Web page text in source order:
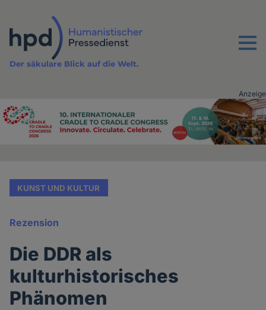
Inhalt
Menu
Der säkulare Blick auf die Welt.
Advertising
Anzeige
KUNST UND KULTUR
Rezension
Die DDR als
kulturhistorisches
Phänomen